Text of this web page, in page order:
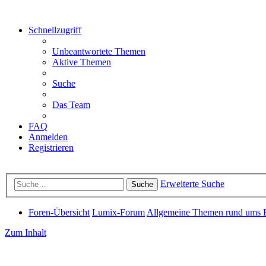
Schnellzugriff
Unbeantwortete Themen
Aktive Themen
Suche
Das Team
FAQ
Anmelden
Registrieren
Suche Erweiterte Suche
Foren-Übersicht Lumix-Forum Allgemeine Themen rund ums
Zum Inhalt